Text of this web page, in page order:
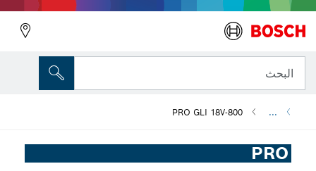
البحث
...
PRO GLI 18V-800
PRO